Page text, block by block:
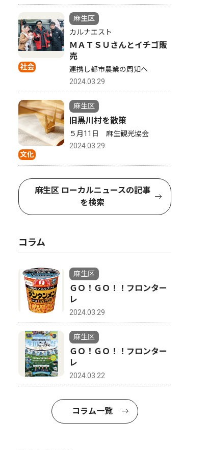
社会
麻生区
カルナエスト
ＭＡＴＳＵさんとイチゴ販
売
連携し都市農業の周知へ
2024.03.29
文化
麻生区
旧黒川村を散策
５月11日 麻生観光協会
2024.03.29
麻生区 ローカルニュースの記事
を検索
コラム
麻生区
ＧＯ！ＧＯ！！フロンター
レ
2024.03.29
麻生区
ＧＯ！ＧＯ！！フロンター
レ
2024.03.22
コラム一覧